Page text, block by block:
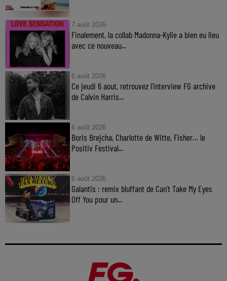
7 août 2026
Finalement, la collab Madonna-Kylie a bien eu lieu
avec ce nouveau...
6 août 2026
Ce jeudi 6 aout, retrouvez l'interview FG archive
de Calvin Harris...
6 août 2026
Boris Brejcha, Charlotte de Witte, Fisher… le
Positiv Festival...
6 août 2026
Galantis : remix bluffant de Can’t Take My Eyes
Off You pour un...